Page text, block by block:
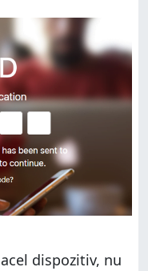
dispozitiv, nu